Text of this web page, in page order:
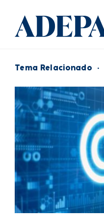
Tema Relacionado ·